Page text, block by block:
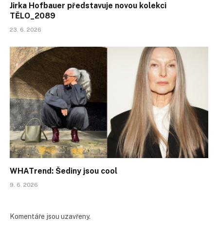
Jirka Hofbauer představuje novou kolekci
TĚLO_2089
23. 6. 2026
WHATrend: Šediny jsou cool
9. 6. 2026
Komentáře jsou uzavřeny.